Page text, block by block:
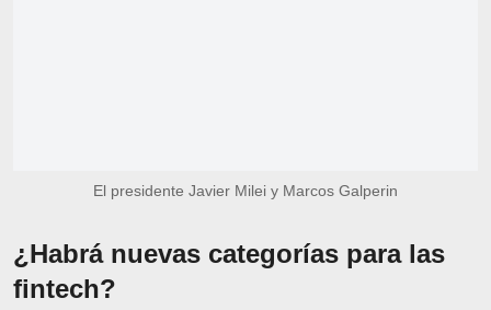
El presidente Javier Milei y Marcos Galperin
¿Habrá nuevas categorías para las
fintech?